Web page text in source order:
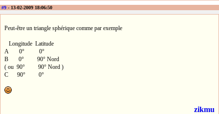
#9 - 13-02-2009 18:06:50
Peut-être un triangle sphérique comme par exemple
Longitude Latitude
A 0° 0°
B 0° 90° Nord
( ou 90° 90° Nord )
C 90° 0°
zikmu